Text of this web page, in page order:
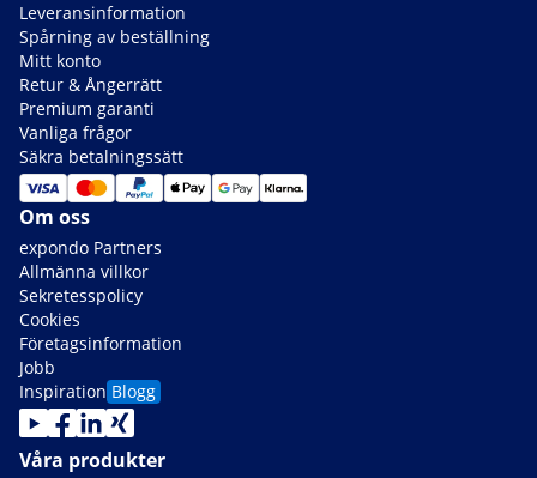
Leveransinformation
Spårning av beställning
Mitt konto
Retur & Ångerrätt
Premium garanti
Vanliga frågor
Säkra betalningssätt
Om oss
expondo Partners
Allmänna villkor
Sekretesspolicy
Cookies
Företagsinformation
Jobb
Inspiration Blogg
Våra produkter